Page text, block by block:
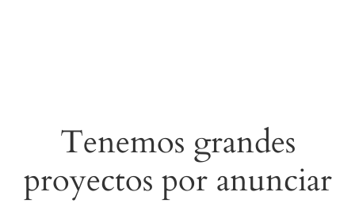
Tenemos grandes
proyectos por anunciar